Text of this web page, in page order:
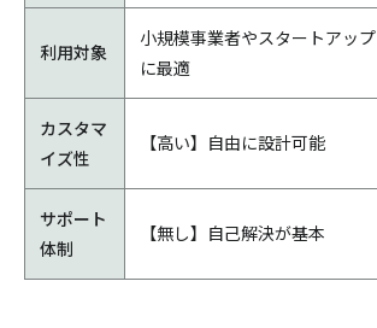
利用対象
小規模事業者やスタートアップ
に最適
カスタマ
イズ性
【高い】自由に設計可能
サポート
体制
【無し】自己解決が基本